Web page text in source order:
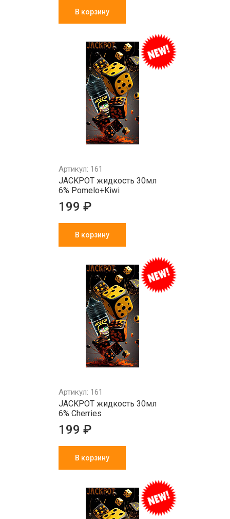
В корзину
Артикул: 161
JACKPOT жидкость 30мл
6% Pomelo+Kiwi
199 ₽
В корзину
Артикул: 161
JACKPOT жидкость 30мл
6% Cherries
199 ₽
В корзину